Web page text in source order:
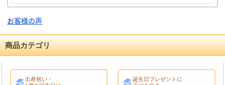
お客様の声
商品カテゴリ
出産祝い・
誕生日プレゼントに